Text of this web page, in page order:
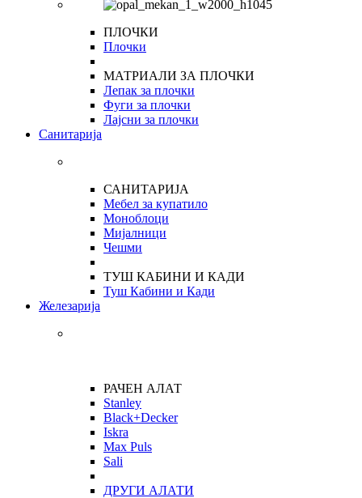
ПЛОЧКИ
Плочки
МАТРИАЛИ ЗА ПЛОЧКИ
Лепак за плочки
Фуги за плочки
Лајсни за плочки
Санитарија
САНИТАРИЈА
Мебел за купатило
Моноблоци
Мијалници
Чешми
ТУШ КАБИНИ И КАДИ
Туш Кабини и Кади
Железарија
РАЧЕН АЛАТ
Stanley
Black+Decker
Iskra
Max Puls
Sali
ДРУГИ АЛАТИ